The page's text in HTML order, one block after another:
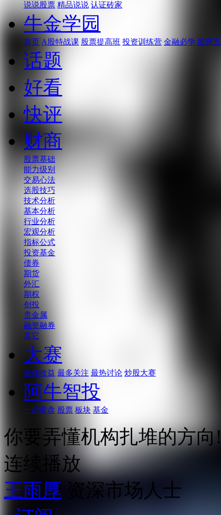
说说股票 精品说说 认证砖家
牛金学园
首页 A股特战课 股票提高班 投资训练营 金融必学 股票
话题
好看
快评
财商
股票基础
能力级别
交易心法
选股技巧
技术分析
基本分析
行业分析
宏观分析
指标公式
投资基金
债券
期货
外汇
期权
创投
贵金属
融资融券
其它
大赛
最佳收益 最多关注 最热讨论 炒股大赛
阿牛智投
一起看盘 股票 板块 基金
你要弄懂机构扎堆的方向
连续播放
王雨厚 资深市场人士